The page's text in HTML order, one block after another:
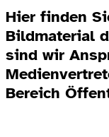
Hier finden
Bildmaterial
sind wir
Bereich